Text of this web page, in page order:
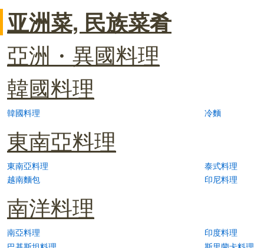
亚洲菜, 民族菜肴
亞洲・異國料理
韓國料理
韓國料理 冷麵
東南亞料理
東南亞料理
泰式料理
越南麵包
印尼料理
南洋料理
南亞料理
印度料理